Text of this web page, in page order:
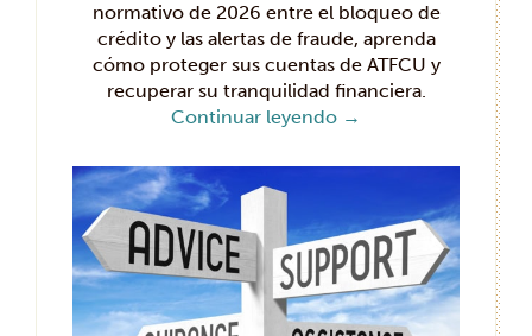
normativo de 2026 entre el bloqueo de
crédito y las alertas de fraude, aprenda
cómo proteger sus cuentas de ATFCU y
recuperar su tranquilidad financiera.
Continuar leyendo →